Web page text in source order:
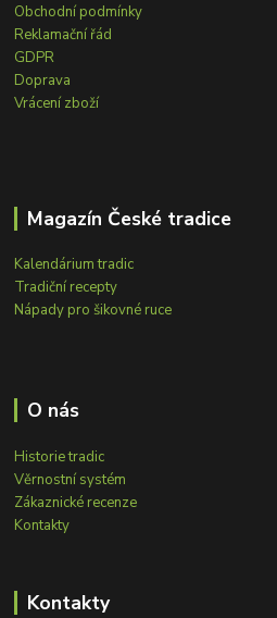
Obchodní podmínky
Reklamační řád
GDPR
Doprava
Vrácení zboží
Magazín České tradice
Kalendárium tradic
Tradiční recepty
Nápady pro šikovné ruce
O nás
Historie tradic
Věrnostní systém
Zákaznické recenze
Kontakty
Kontakty